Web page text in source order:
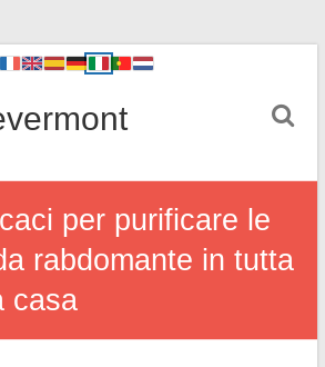
per purificare le
rabdomante in tutta
casa